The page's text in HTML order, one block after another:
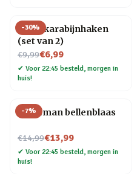
-30%
Hond karabijnhaken
(set van 2)
€9,99
Nu voor€6,99
✔ Voor 22:45 besteld, morgen in
huis!
-7%
Kerstman bellenblaas
€14,99
Nu voor€13,99
✔ Voor 22:45 besteld, morgen in
huis!